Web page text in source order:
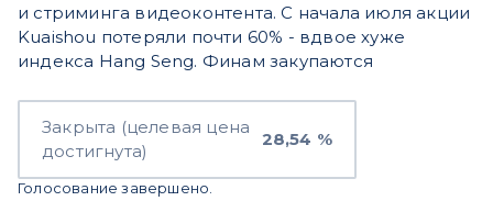
и стриминга видеоконтента. С начала июля акции
Kuaishou потеряли почти 60% - вдвое хуже
индекса Hang Seng. Финам закупаются
Закрыта (целевая цена
достигнута)
28,54 %
Голосование завершено.